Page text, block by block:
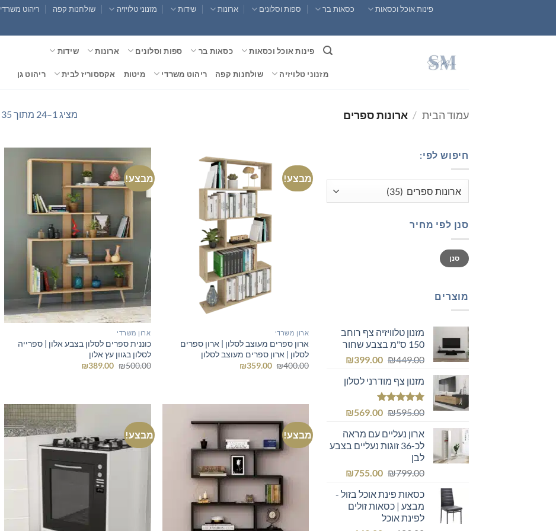
content
פינות אוכל וכסאות כסאות בר ספות וסלונים ארונות שידות מזנוני טלויזיה שולחנות קפה ריהוט משרדי
פינות אוכל וכסאות כסאות בר ספות וסלונים ארונות שידות
מזנוני טלויזיה שולחנות קפה ריהוט משרדי מיטות אקססוריז לבית ריהוט גן
עמוד הבית / ארונות ספרים מציג 1–24 מתוך 35 תוצאות
חיפוש לפי:
סנן לפי מחיר
מחיר
מינימלי
מחיר
מקסימלי
סנן
מוצרים
מזנון טלוויזיה צף רוחב
150 ס"מ בצבע שחור
₪449.00
המחיר
היה:
₪449.00.
₪399.00
המחיר
הוא:מזנון צף מודרני לסלון
דורג5.00
₪595.00
המחיר
היה:
₪595.00.
₪569.00
המחיר
הוא:
₪569.00.
ארון נעליים עם מראה
לכ-36 זוגות נעליים בצבע
לבן
₪799.00
המחיר
היה:
₪799.00.
₪755.00
המחיר
הוא:
כסאות פינת אוכל בזול -
מבצע | כסאות זולים
לפינת אוכל
מבצע!
ארון משרדי
ארון ספרים מעוצב לסלון | ארון ספרים
לסלון | ארון ספרים מעוצב לסלון
₪400.00
המחיר ₪359.00
מבצע!
ארון משרדי
כוננית ספרים לסלון בצבע אלון | ספרייה
לסלון בגוון עץ אלון
₪500.00
המחיר ₪389.00
המחיר
מבצע! מבצע!